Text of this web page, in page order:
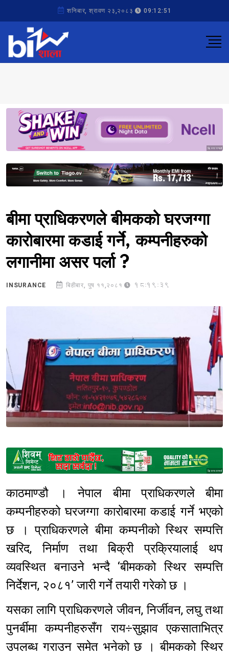
शनिबार, श्रावण २३,२०८३ 09:12:51
Sponsored
Sponsored
बीमा प्राधिकरणले बीमकको घरजग्गा
कारोबारमा कडाई गर्ने, कम्पनीहरुको
लगानीमा असर पर्ला ?
INSURANCE बिहीबार, पुष ११,२०८१ 18:19:39
Sponsored
काठमाण्डौ । नेपाल बीमा प्राधिकरणले बीमा
कम्पनीहरुको घरजग्गा कारोबारमा कडाई गर्ने भएको
छ । प्राधिकरणले बीमा कम्पनीको स्थिर सम्पत्ति
खरिद, निर्माण तथा बिक्री प्रक्रियालाई थप
व्यवस्थित बनाउने भन्दै ‘बीमकको स्थिर सम्पत्ति
निर्देशन, २०८१’ जारी गर्ने तयारी गरेको छ ।
यसका लागि प्राधिकरणले जीवन, निर्जीवन, लघु तथा
पुनर्बीमा कम्पनीहरुसँग राय÷सुझाव एकसाताभित्र
उपलब्ध गराउन समेत भनेको छ । बीमकको स्थिर